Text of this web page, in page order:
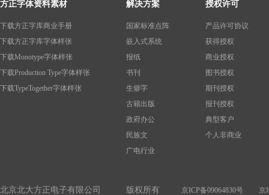
方正字体资料素材
下载方正字库商业手册
下载方正字库字体样张
下载Monotype字体样张
下载Production Type字体样张
下载TypeTogether字体样张
解决方案
国家标准点阵
嵌入式系统
报纸
书刊
生僻字
古籍出版
政府办公
民族文
广电行业
授权许可
产品许可协议
获得授权
商业授权
图书授权
期刊授权
报刊授权
典型客户
个人非商业
北京北大方正电子有限公司 版权所有 京ICP备09064830号 京